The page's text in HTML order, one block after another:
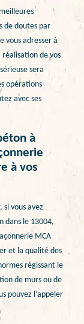
de doutes par
vous adresser à
réalisation de vos
sera
opérations
avec ses
à
à vos
si vous avez
dans le 13004,
MCA
et la qualité des
régissant le
de murs ou de
pouvez l’appeler